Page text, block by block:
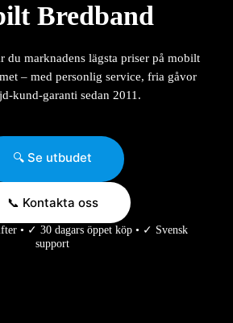
Bredband
du marknadens lägsta priser på mobilt
– med personlig service, fria gåvor
kund-garanti sedan 2011.
🔍 Se utbudet
📞 Kontakta oss
• ✓ 30 dagars öppet köp • ✓ Svensk
support